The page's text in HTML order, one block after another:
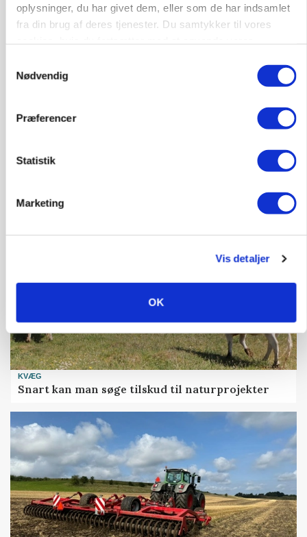
oplysninger, du har givet dem, eller som de har indsamlet
fra din brug af deres tjenester. Du samtykker til vores
Nødvendig
Præferencer
Statistik
Marketing
Vis detaljer
OK
POLITIK
»Nu stopper I«: Landbrugsdebattør og
Folketinget behandler ny gødskningslov: Sådan
KVÆG
Snart kan man søge tilskud til naturprojekter